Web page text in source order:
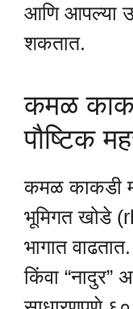
आणि आपल्या
शकतात.
कमळ
पौष्टिक
कमळ काकडी
भूमिगत खोडे
भागात
किंवा “नादुर”